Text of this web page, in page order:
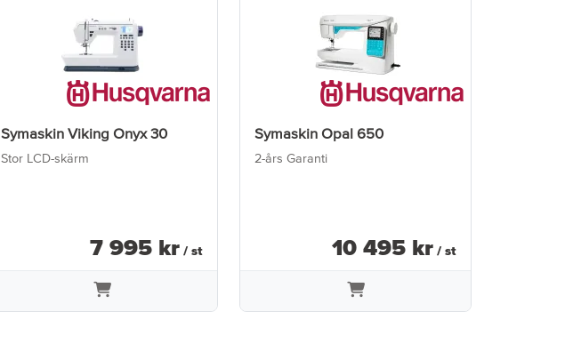
Symaskin Viking Onyx 30
Stor LCD-skärm
7 995 kr / st
Symaskin Opal 650
2-års Garanti
10 495 kr / st